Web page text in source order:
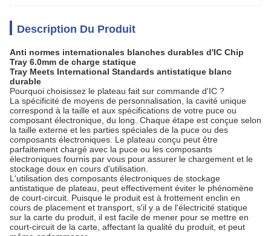
Description Du Produit
Anti normes internationales blanches durables d'IC Chip
Tray 6.0mm de charge statique
Tray Meets International Standards antistatique blanc
durable
Pourquoi choisissez le plateau fait sur commande d'IC ?
La spécificité de moyens de personnalisation, la cavité unique
correspond à la taille et aux spécifications de votre puce ou
composant électronique, du long. Chaque étape est conçue selon
la taille externe et les parties spéciales de la puce ou des
composants électroniques. Le plateau conçu peut être
parfaitement chargé avec la puce ou les composants
électroniques fournis par vous pour assurer le chargement et le
stockage doux en cours d'utilisation.
L'utilisation des composants électroniques de stockage
antistatique de plateau, peut effectivement éviter le phénomène
de court-circuit. Puisque le produit est à frottement enclin en
cours de placement et transport, s'il y a de l'électricité statique
sur la carte du produit, il est facile de mener pour se mettre en
court-circuit de la carte, affectant la qualité du produit, et peut